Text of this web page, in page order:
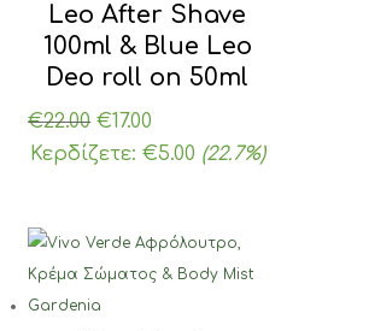
Leo After Shave
100ml & Blue Leo
Deo roll on 50ml
€22.00 Original
price
€17.00
τρέχουσα
€17.00.
Κερδίζετε: €5.00 (22.7%)